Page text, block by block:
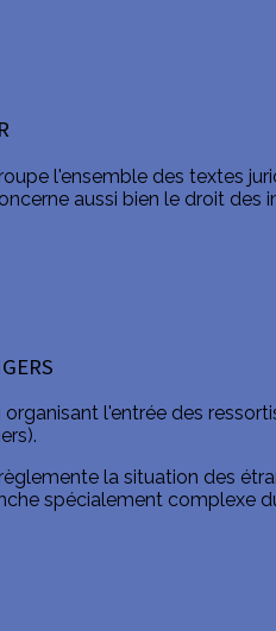
l'ensemble des textes
aussi bien le droit
organisant l'entrée des
la situation des
spécialement